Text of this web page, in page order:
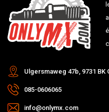
Ulgersmaweg 47b, 9731 BK
085-0606065
info@onlymx.com